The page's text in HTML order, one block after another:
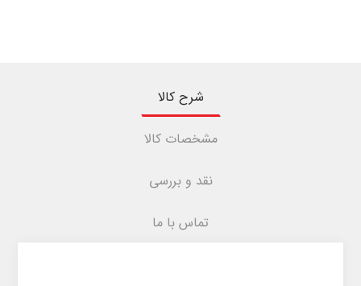
شرح کالا
مشخصات کالا
نقد و بررسی
تماس با ما